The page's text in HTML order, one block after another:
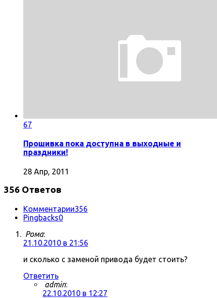
67
Прошивка пока доступна в выходные и
праздники!
28 Апр, 2011
356 Ответов
Комментарии356
Pingbacks0
Рома:
21.10.2010 в 21:56
и сколько с заменой привода будет стоить?
Ответить
admin:
22.10.2010 в 12:27